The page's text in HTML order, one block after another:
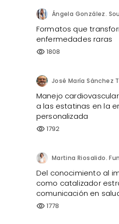
Formatos que
enfermedades raras
visibility 1808
Manejo
a las estatinas en la
personalizada
visibility 1792
Martina Riosalido.
Del conocimiento al
como catalizador
comunicación en
visibility 1778